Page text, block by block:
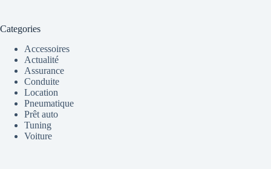
Categories
Accessoires
Actualité
Assurance
Conduite
Location
Pneumatique
Prêt auto
Tuning
Voiture